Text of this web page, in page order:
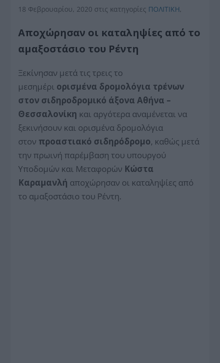
18 Φεβρουαρίου, 2020 στις κατηγορίες ΠΟΛΙΤΙΚΗ,
Αποχώρησαν οι καταληψίες από το
αμαξοστάσιο του Ρέντη
Ξεκίνησαν μετά τις τρεις το
μεσημέρι ορισμένα δρομολόγια τρένων
στον σιδηροδρομικό άξονα Αθήνα –
Θεσσαλονίκη και αργότερα αναμένεται να
ξεκινήσουν και ορισμένα δρομολόγια
στον προαστιακό σιδηρόδρομο, καθώς μετά
την πρωινή παρέμβαση του υπουργού
Υποδομών και Μεταφορών Κώστα
Καραμανλή αποχώρησαν οι καταληψίες από
το αμαξοστάσιο του Ρέντη.